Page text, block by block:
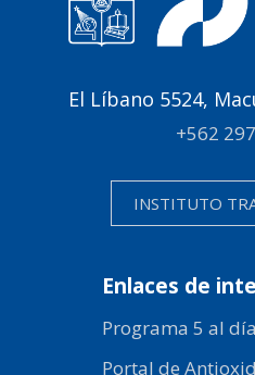
El Líbano 5524,
+562
INSTITUTO
Enlaces de
Programa 5 al día
Portal de